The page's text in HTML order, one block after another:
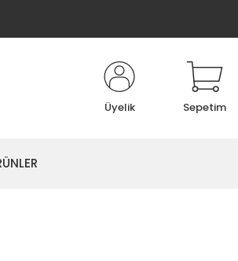
Üyelik Sepetim